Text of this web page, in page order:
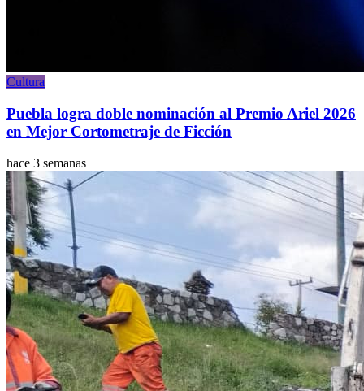
Cultura
Puebla logra doble nominación al Premio Ariel 2026
en Mejor Cortometraje de Ficción
hace 3 semanas